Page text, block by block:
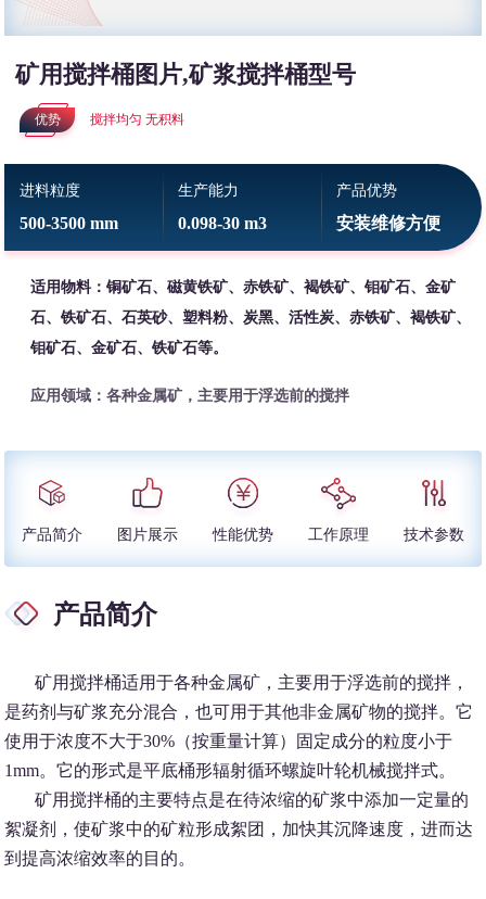
矿用搅拌桶图片,矿浆搅拌桶型号
优势 搅拌均匀 无积料
进料粒度
500-3500 mm
生产能力
0.098-30 m3
产品优势
安装维修方便
适用物料：铜矿石、磁黄铁矿、赤铁矿、褐铁矿、钼矿石、金矿
石、铁矿石、石英砂、塑料粉、炭黑、活性炭、赤铁矿、褐铁矿、
钼矿石、金矿石、铁矿石等。
应用领域：各种金属矿，主要用于浮选前的搅拌
产品简介 图片展示 性能优势 工作原理 技术参数
产品简介
矿用搅拌桶适用于各种金属矿，主要用于浮选前的搅拌，
是药剂与矿浆充分混合，也可用于其他非金属矿物的搅拌。它
使用于浓度不大于30%（按重量计算）固定成分的粒度小于
1mm。它的形式是平底桶形辐射循环螺旋叶轮机械搅拌式。
矿用搅拌桶的主要特点是在待浓缩的矿浆中添加一定量的
絮凝剂，使矿浆中的矿粒形成絮团，加快其沉降速度，进而达
到提高浓缩效率的目的。